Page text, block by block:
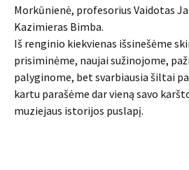
Morkūnienė, profesorius Vaidotas
Kazimieras Bimba.
Iš renginio kiekvienas išsinešėme
prisiminėme, naujai sužinojome,
palyginome, bet svarbiausia šiltai
kartu parašėme dar vieną savo
muziejaus istorijos puslapį.